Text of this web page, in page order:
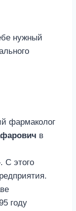
нужный
фармаколог
в
. С этого
году